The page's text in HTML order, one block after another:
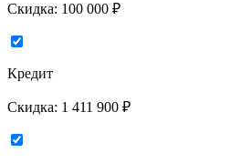
Скидка: 100 000 ₽
Кредит
Скидка: 1 411 900 ₽